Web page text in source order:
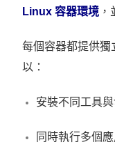
Linux 容器環境
每個容器都提供獨
以：
安裝不同工具
同時執行多個應